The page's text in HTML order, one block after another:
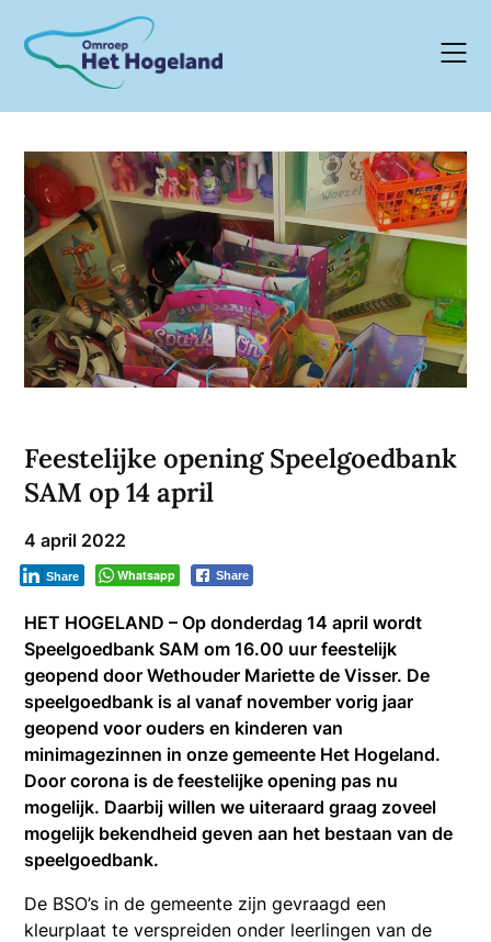
content
Feestelijke opening Speelgoedbank
SAM op 14 april
4 april 2022
Whatsapp Share
Share
HET HOGELAND – Op donderdag 14 april wordt
Speelgoedbank SAM om 16.00 uur feestelijk
geopend door Wethouder Mariette de Visser. De
speelgoedbank is al vanaf november vorig jaar
geopend voor ouders en kinderen van
minimagezinnen in onze gemeente Het Hogeland.
Door corona is de feestelijke opening pas nu
mogelijk. Daarbij willen we uiteraard graag zoveel
mogelijk bekendheid geven aan het bestaan van de
speelgoedbank.
De BSO’s in de gemeente zijn gevraagd een
kleurplaat te verspreiden onder leerlingen van de